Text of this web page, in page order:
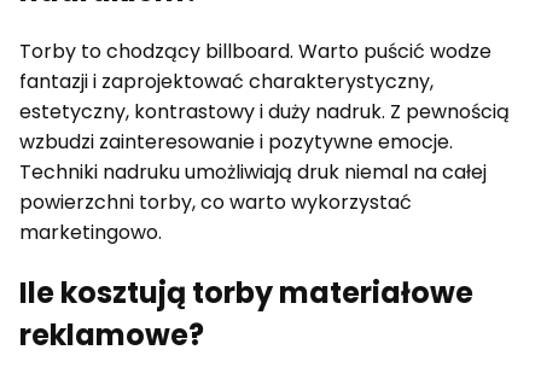
Torby to chodzący billboard. Warto puścić wodze
fantazji i zaprojektować charakterystyczny,
estetyczny, kontrastowy i duży nadruk. Z pewnością
wzbudzi zainteresowanie i pozytywne emocje.
Techniki nadruku umożliwiają druk niemal na całej
powierzchni torby, co warto wykorzystać
marketingowo.
Ile kosztują torby materiałowe
reklamowe?